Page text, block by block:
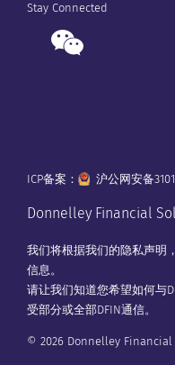
Stay Connected
ICP备案： 沪公网安备
Donnelley Financial
我们将根据我们的隐私声明 ，
信息。
请让我们知道您希望如何与
受部分或全部DFIN通信。
© 2026 Donnelley Financial